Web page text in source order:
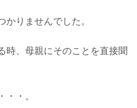
かりませんでした。
時、母親にそのことを直接聞
・・。